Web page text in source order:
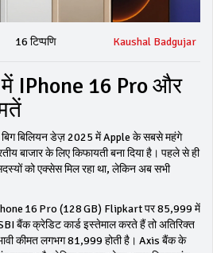
16 टिप्पणि Kaushal Badgujar
में IPhone 16 Pro और
बिलियन डेज़ 2025 में Apple के सबसे महंगे
बाजार के लिए किफायती बना दिया है। पहले से ही
को एक्सेस मिल रहा था, लेकिन अब सभी
16 Pro (128 GB) Flipkart पर ₹85,999 में
बैंक क्रेडिट कार्ड इस्तेमाल करते हैं तो अतिरिक्त
कीमत लगभग ₹81,999 होती है। Axis बैंक के